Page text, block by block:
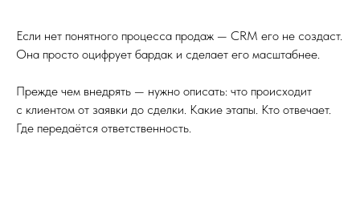
Если нет понятного процесса продаж — CRM его не создаст.
Она просто оцифрует бардак и сделает его масштабнее.
Прежде чем внедрять — нужно описать: что происходит
с клиентом от заявки до сделки. Какие этапы. Кто отвечает.
Где передаётся ответственность.